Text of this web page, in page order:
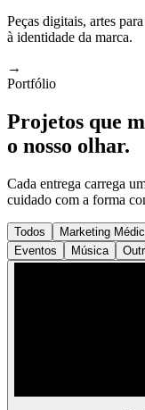
Peças digitais, artes
à identidade da marca.
→
Portfólio
Projetos que
o nosso olhar.
Cada entrega carrega
cuidado com a forma
Todos Marketing
Eventos
Música